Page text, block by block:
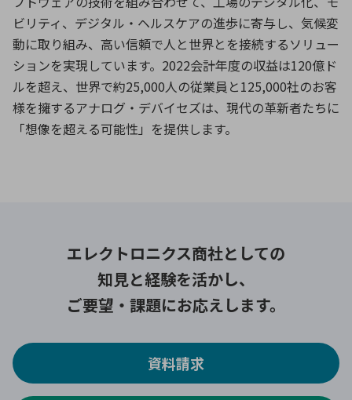
ビリティ、デジタル・ヘルスケアの進歩に寄与し、気候変
動に取り組み、高い信頼で人と世界とを接続するソリュー
ションを実現しています。2022会計年度の収益は120億ド
ルを超え、世界で約25,000人の従業員と125,000社のお客
様を擁するアナログ・デバイセズは、現代の革新者たちに
「想像を超える可能性」を提供します。
エレクトロニクス商社としての
知見と経験を活かし、
ご要望・課題にお応えします。
資料請求